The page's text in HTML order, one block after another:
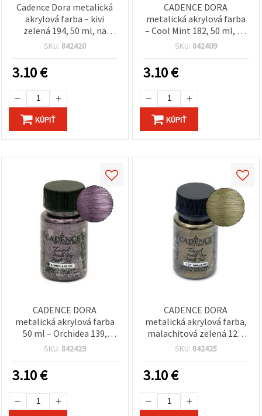
Cadence Dora metalická
akrylová farba – kivi
zelená 194, 50 ml, na
vodnej báze,
trblietavým efektom na
remeslá, plátno, drevo,
papier a DIY projekty
SKU: 842420
3.10€
KÚPIŤ
CADENCE DORA
metalická akrylová farba
– Cool Mint 182, 50 ml, na
vodnej báze, univerzálna
efektom pre DIY tvorenie,
plátno, drevo a papier
SKU: 842409
3.10€
KÚPIŤ
CADENCE DORA
metalická akrylová farba
50 ml – Orchidea 139,
remeselnícka farba s
výtvarné a kreatívne
hobby, DIY a dekoračné
maľovanie na plátno,
drevo a papier
SKU: 842429
3.10€
CADENCE DORA
metalická akrylová farba,
malachitová zelená 127,
50 ml – žiarivý metalický
DIY, modely, plátno,
drevo, papier a
polymérovú hmotu
SKU: 842425
3.10€